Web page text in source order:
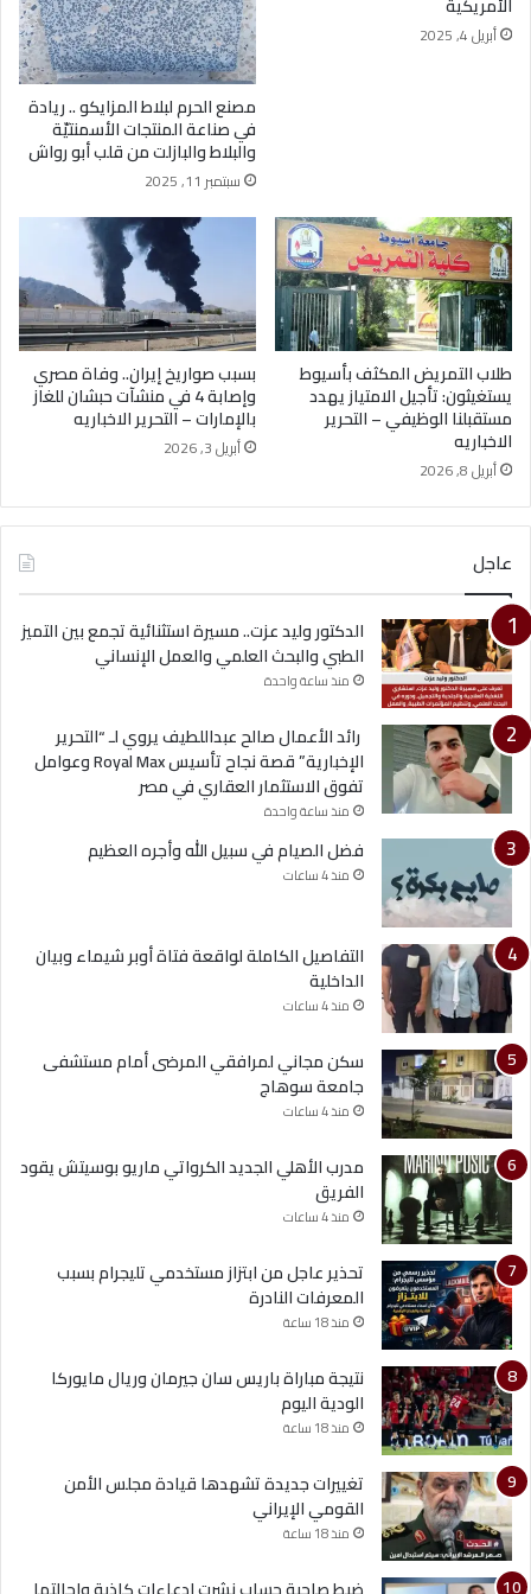
أبريل 4, 2025
مصنع الحرم لبلاط المزايكو .. ريادة
في صناعة المنتجات الأسمنتيّة
والبلاط والبازلت من قلب أبو رواش
سبتمبر 11, 2025
طلاب التمريض المكثف بأسيوط
يستغيثون: تأجيل الامتياز يهدد
مستقبلنا الوظيفي – التحرير
الاخباريه
أبريل 8, 2026
بسبب صواريخ إيران.. وفاة مصري
وإصابة 4 في منشآت حبشان للغاز
بالإمارات – التحرير الاخباريه
أبريل 3, 2026
عاجل
الدكتور وليد عزت.. مسيرة استثنائية تجمع بين التميز
الطبي والبحث العلمي والعمل الإنساني
منذ ساعة واحدة
رائد الأعمال صالح عبداللطيف يروي لـ “التحرير
الإخبارية” قصة نجاح تأسيس Royal Max وعوامل
تفوق الاستثمار العقاري في مصر
منذ ساعة واحدة
فضل الصيام في سبيل الله وأجره العظيم
منذ 4 ساعات
التفاصيل الكاملة لواقعة فتاة أوبر شيماء وبيان
الداخلية
منذ 4 ساعات
سكن مجاني لمرافقي المرضى أمام مستشفى
جامعة سوهاج
منذ 4 ساعات
مدرب الأهلي الجديد الكرواتي ماريو بوسيتش يقود
الفريق
منذ 4 ساعات
تحذير عاجل من ابتزاز مستخدمي تليجرام بسبب
المعرفات النادرة
منذ 18 ساعة
نتيجة مباراة باريس سان جيرمان وريال مايوركا
الودية اليوم
منذ 18 ساعة
تغييرات جديدة تشهدها قيادة مجلس الأمن
القومي الإيراني
منذ 18 ساعة